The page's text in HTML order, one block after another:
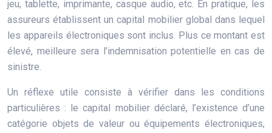
jeu, tablette, imprimante, casque audio, etc. En pratique, les
assureurs établissent un capital mobilier global dans lequel
les appareils électroniques sont inclus. Plus ce montant est
élevé, meilleure sera l’indemnisation potentielle en cas de
sinistre.
Un réflexe utile consiste à vérifier dans les conditions
particulières : le capital mobilier déclaré, l’existence d’une
catégorie objets de valeur ou équipements électroniques,